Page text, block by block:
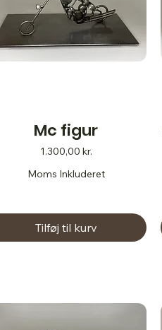
Mc figur
Pris
1.300,00 kr.
Moms Inkluderet
Tilføj til kurv